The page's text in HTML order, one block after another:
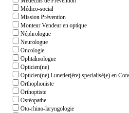
Médico-social
Mission Prévention
Monteur Vendeur en optique
Néphrologue
Neurologue
Oncologie
Ophtalmologue
Opticien(ne)
Opticien(ne) Lunetier(ère) specialisé(e) en
Orthophoniste
Orthoptiste
Ostéopathe
Oto-rhino-laryngologie